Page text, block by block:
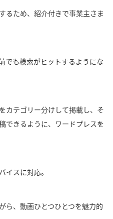
るため、紹介付きで事業主さま
でも検索がヒットするようにな
カテゴリー分けして掲載し、そ
できるように、ワードプレスを
イスに対応。
ら、動画ひとつひとつを魅力的